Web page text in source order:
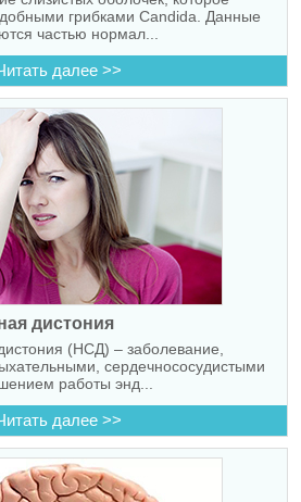
грибками Candida. Данные
частью нормал...
далее >>
дистония
(НСД) – заболевание,
сердечнососудистыми
работы энд...
далее >>